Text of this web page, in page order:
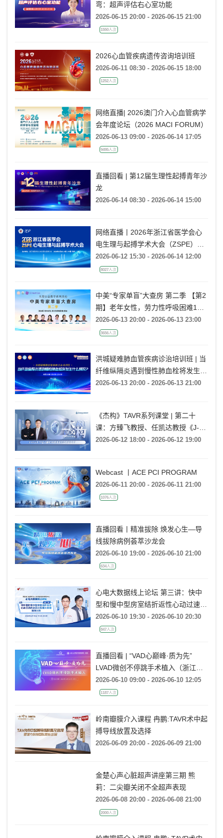
金楚心声心脏超声讲座第三期 宋弯
弯：超声评估右心室功能
2026-06-15 20:00 - 2026-06-15 21:00
2026心血管疾病遗传咨询培训班
2026-06-11 08:30 - 2026-06-15 18:00
网络直播| 2026澳门介入心血管病学
会年度论坛（2026 MACI FORUM）
2026-06-13 09:00 - 2026-06-14 17:05
直播回看 | 第12届生理性起搏青年沙
龙
网络直播丨2026年浙江省医学会心
电生理与起搏学术大会（ZSPE）
——科普论坛
2026-06-12 15:30 - 2026-06-14 12:00
中美“专家单盲”大查房 第二季 【第2
期】老年女性，劳力性呼吸困难1月
余
2026-06-13 20:00 - 2026-06-13 23:00
洪城疑难肺血管疾病诊治培训班 | 当
纤维纵隔炎遇到慢性肺血栓将发生什
《杰构》TAVR系列课堂 | 第二十
课：方臻飞教授、任凯达教授《J-
Webcast 丨ACE PCI PROGRAM
2026-06-11 20:00 - 2026-06-11 21:00
直播回看丨精准拔除 焕发心生—导
线拔除病例荟萃沙龙会
2026-06-10 19:00 - 2026-06-10 21:00
心电大数据线上论坛 第三讲：快中
型和慢中型房室结折返性心动过速的
动态心电图大数据案例分析
2026-06-10 19:30 - 2026-06-10 20:30
直播回看 | “VAD心巅峰·质为先”
LVAD微创不停跳手术植入（浙江大
学医学院附属第一医院站）
2026-06-10 09:00 - 2026-06-10 12:05
岭南瓣膜介入课程 冉鹏:TAVR术中起
搏导线放置及选择
金楚心声心脏超声讲座第三期 熊
莉：二尖瓣关闭不全超声表现
2026-06-08 20:00 - 2026-06-08 21:00